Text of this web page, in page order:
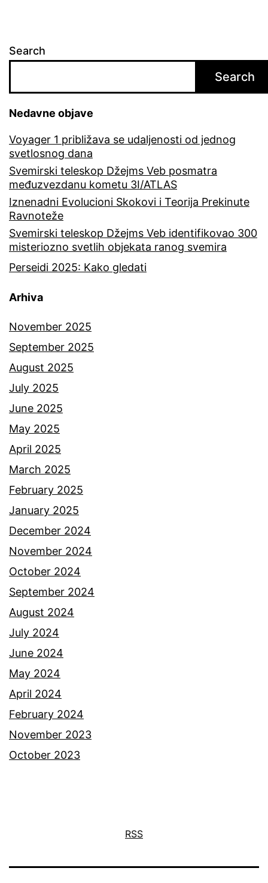
Search
Search
Nedavne objave
Voyager 1 približava se udaljenosti od jednog
svetlosnog dana
Svemirski teleskop Džejms Veb posmatra
međuzvezdanu kometu 3I/ATLAS
Iznenadni Evolucioni Skokovi i Teorija Prekinute
Ravnoteže
Svemirski teleskop Džejms Veb identifikovao 300
misteriozno svetlih objekata ranog svemira
Perseidi 2025: Kako gledati
Arhiva
November 2025
September 2025
August 2025
July 2025
June 2025
May 2025
April 2025
March 2025
February 2025
January 2025
December 2024
November 2024
October 2024
September 2024
August 2024
July 2024
June 2024
May 2024
April 2024
February 2024
November 2023
October 2023
RSS